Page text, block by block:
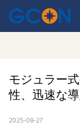
モジュラー
性、迅速な
2025-08-27